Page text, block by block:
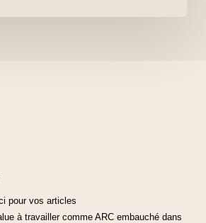
pour vos articles
à travailler comme ARC embauché dans